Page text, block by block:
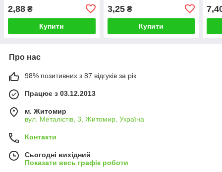
2,88 ₴
Купити
ручек
3,25₴
Купити
Про нас
98% позитивних з 87 відгуків за рік
Працює з 03.12.2013
м. Житомир
вул. Металістів, 3, Житомир, Україна
Контакти
Сьогодні вихідний
Показати весь графік роботи